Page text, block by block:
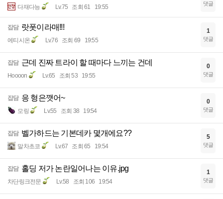
다재다능 Lv.75 조회 61 19:55 댓글
잡담 랏폿이라매!!!
에티시온 Lv.76 조회 69 19:55
1
댓글
잡담 근데 진짜 트라이 할 때마다 느끼는 건데
Hoooon Lv.65 조회 53 19:55
0
댓글
잡담 응 형은깻어~
모링 Lv.55 조회 38 19:54
0
댓글
잡담 벨가하드는 기본데카 몇개에요??
말차초코 Lv.67 조회 65 19:54
5
댓글
잡담 홀딩 저가 논란일어나는 이유.jpg
차단링크전문 Lv.58 조회 106 19:54
1
댓글